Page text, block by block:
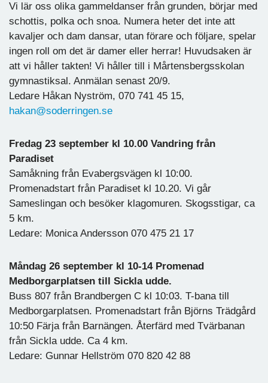
Vi lär oss olika gammeldanser från grunden, börjar med
schottis, polka och snoa. Numera heter det inte att
kavaljer och dam dansar, utan förare och följare, spelar
ingen roll om det är damer eller herrar! Huvudsaken är
att vi håller takten! Vi håller till i Mårtensbergsskolan
gymnastiksal. Anmälan senast 20/9.
Ledare Håkan Nyström, 070 741 45 15,
hakan@soderringen.se
Fredag 23 september kl 10.00 Vandring från
Paradiset
Samåkning från Evabergsvägen kl 10:00.
Promenadstart från Paradiset kl 10.20. Vi går
Sameslingan och besöker klagomuren. Skogsstigar, ca
5 km.
Ledare: Monica Andersson 070 475 21 17
Måndag 26 september kl 10-14 Promenad
Medborgarplatsen till Sickla udde.
Buss 807 från Brandbergen C kl 10:03. T-bana till
Medborgarplatsen. Promenadstart från Björns Trädgård
10:50 Färja från Barnängen. Återfärd med Tvärbanan
från Sickla udde. Ca 4 km.
Ledare: Gunnar Hellström 070 820 42 88